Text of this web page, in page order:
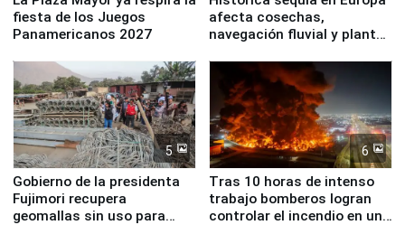
fiesta de los Juegos
Panamericanos 2027
afecta cosechas,
navegación fluvial y plantas
5
Gobierno de la presidenta
Fujimori recupera
geomallas sin uso para
6
Tras 10 horas de intenso
trabajo bomberos logran
controlar el incendio en una